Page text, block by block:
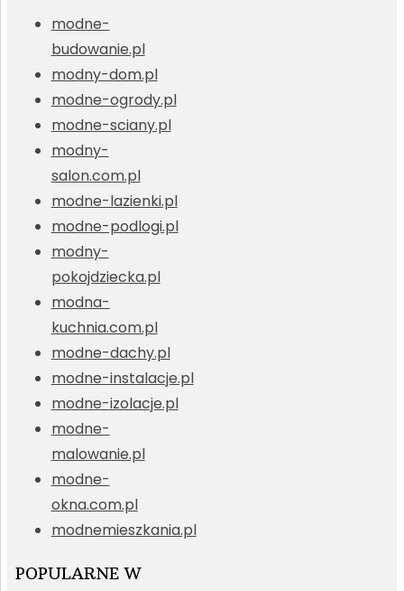
modne-
budowanie.pl
modny-dom.pl
modne-ogrody.pl
modne-sciany.pl
modny-
salon.com.pl
modne-lazienki.pl
modne-podlogi.pl
modny-
pokojdziecka.pl
modna-
kuchnia.com.pl
modne-dachy.pl
modne-instalacje.pl
modne-izolacje.pl
modne-
malowanie.pl
modne-
okna.com.pl
modnemieszkania.pl
POPULARNE W